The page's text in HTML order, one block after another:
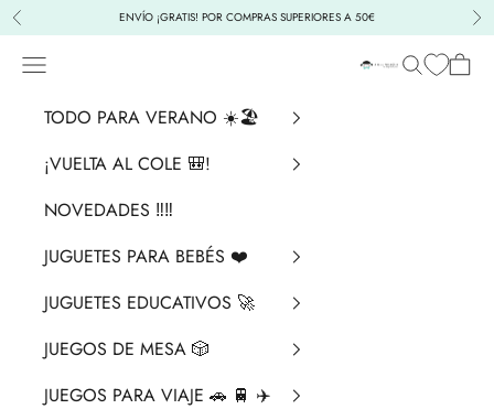
Ir al contenido
Anterior ENVÍO ¡GRATIS! POR COMPRAS SUPERIORES A 50€
La Chata
Menú BuscarCesta
TODO PARA VERANO ☀️🏖️
¡VUELTA AL COLE 🎒!
NOVEDADES ‼️​‼️​
JUGUETES PARA BEBÉS ❤️​
JUGUETES EDUCATIVOS 🚀
JUEGOS DE MESA 🎲
JUEGOS PARA VIAJE 🚗 🚆 ✈️